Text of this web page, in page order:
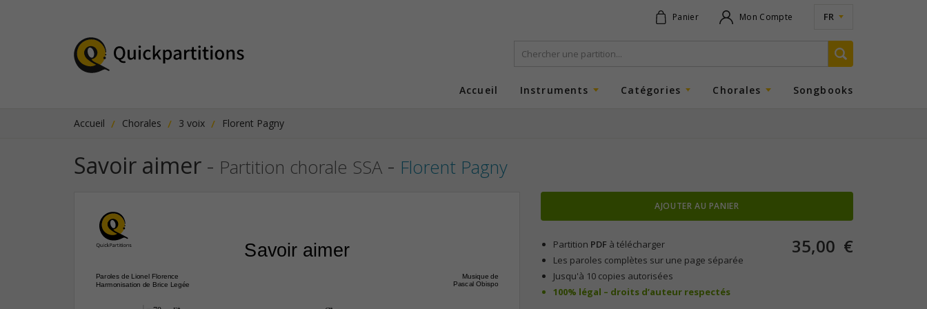
Panier Mon Compte FR
Accueil Instruments Catégories Chorales Songbooks
Accueil Chorales 3 voix Florent Pagny
Savoir aimer - Partition chorale SSA - Florent Pagny
Paroles de Lionel Florence
Harmonisation de Brice Legée
Savoir aimer
Musique de
Pascal Obispo
AJOUTER AU PANIER
Partition PDF à télécharger
Les paroles complètes sur une page séparée
Jusqu'à 10 copies autorisées
100% légal – droits d’auteur respectés
35,00 €